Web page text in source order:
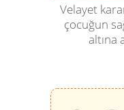
Velayet
çocuğun
altına